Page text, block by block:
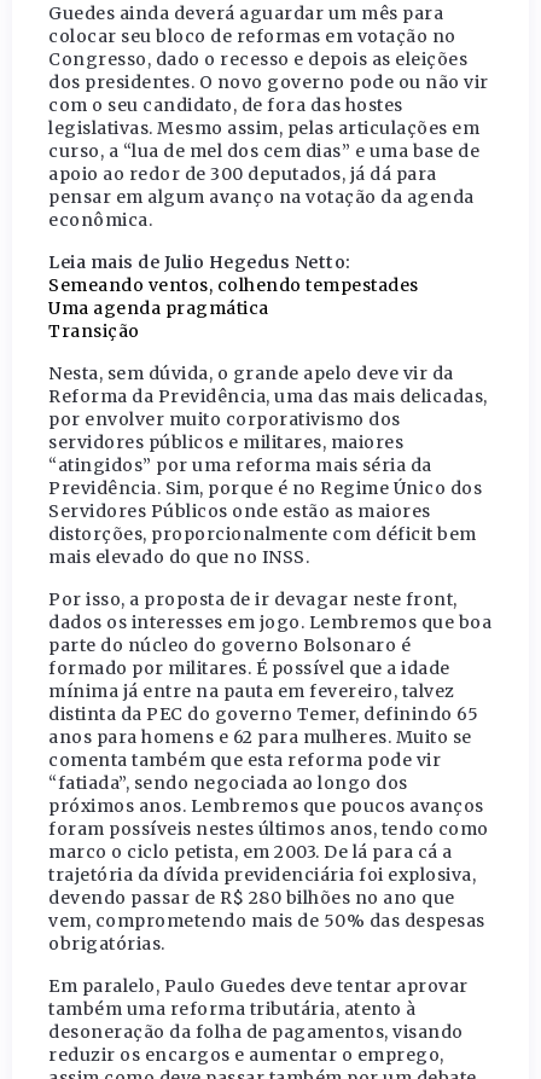
Guedes ainda deverá aguardar um mês para
colocar seu bloco de reformas em votação no
Congresso, dado o recesso e depois as eleições
dos presidentes. O novo governo pode ou não vir
com o seu candidato, de fora das hostes
legislativas. Mesmo assim, pelas articulações em
curso, a “lua de mel dos cem dias” e uma base de
apoio ao redor de 300 deputados, já dá para
pensar em algum avanço na votação da agenda
econômica.
Leia mais de Julio Hegedus Netto:
Semeando ventos, colhendo tempestades
Uma agenda pragmática
Transição
Nesta, sem dúvida, o grande apelo deve vir da
Reforma da Previdência, uma das mais delicadas,
por envolver muito corporativismo dos
servidores públicos e militares, maiores
“atingidos” por uma reforma mais séria da
Previdência. Sim, porque é no Regime Único dos
Servidores Públicos onde estão as maiores
distorções, proporcionalmente com déficit bem
mais elevado do que no INSS.
Por isso, a proposta de ir devagar neste front,
dados os interesses em jogo. Lembremos que boa
parte do núcleo do governo Bolsonaro é
formado por militares. É possível que a idade
mínima já entre na pauta em fevereiro, talvez
distinta da PEC do governo Temer, definindo 65
anos para homens e 62 para mulheres. Muito se
comenta também que esta reforma pode vir
“fatiada”, sendo negociada ao longo dos
próximos anos. Lembremos que poucos avanços
foram possíveis nestes últimos anos, tendo como
marco o ciclo petista, em 2003. De lá para cá a
trajetória da dívida previdenciária foi explosiva,
devendo passar de R$ 280 bilhões no ano que
vem, comprometendo mais de 50% das despesas
obrigatórias.
Em paralelo, Paulo Guedes deve tentar aprovar
também uma reforma tributária, atento à
desoneração da folha de pagamentos, visando
reduzir os encargos e aumentar o emprego,